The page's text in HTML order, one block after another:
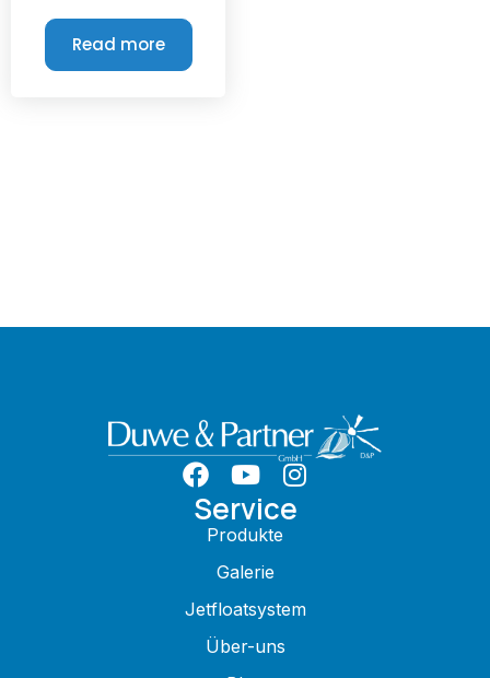
Read more
Service
Produkte
Galerie
Jetfloatsystem
Über-uns